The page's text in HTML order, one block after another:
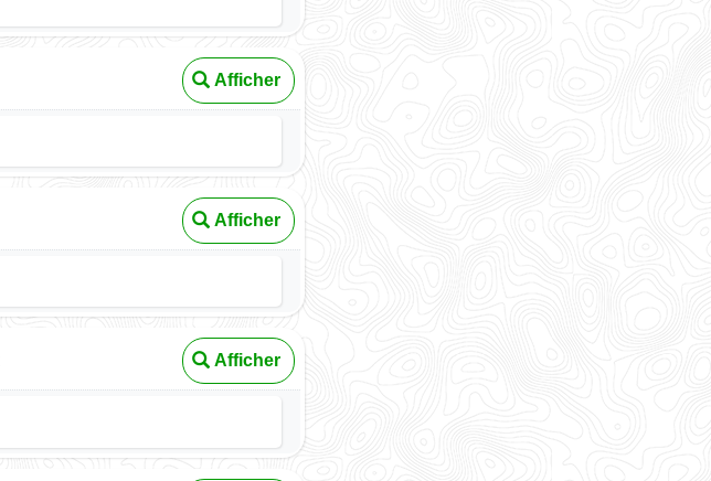
Afficher
Afficher
Afficher